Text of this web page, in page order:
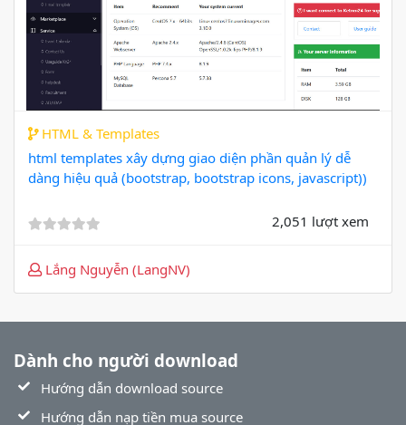
HTML & Templates
html templates xây dựng giao diện phần quản lý dễ
dàng hiệu quả (bootstrap, bootstrap icons, javascript))
2,051 lượt xem
Lắng Nguyễn (LangNV)
Dành cho người download
Hướng dẫn download source
Hướng dẫn nạp tiền mua source